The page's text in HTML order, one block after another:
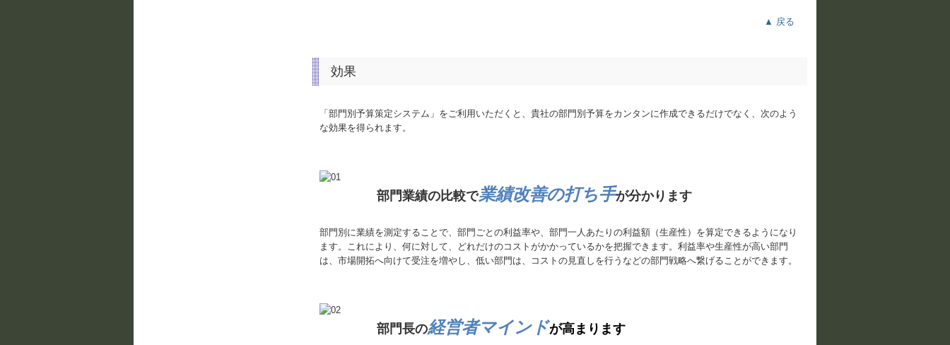
▲ 戻る
効果
「部門別予算策定システム」をご利用いただくと、貴社の部門別予算をカンタンに作成できるだけでなく、次のよう
な効果を得られます。
部門業績の比較で業績改善の打ち手が分かります
部門別に業績を測定することで、部門ごとの利益率や、部門一人あたりの利益額（生産性）を算定できるようになり
ます。これにより、何に対して、どれだけのコストがかかっているかを把握できます。利益率や生産性が高い部門
は、市場開拓へ向けて受注を増やし、低い部門は、コストの見直しを行うなどの部門戦略へ繋げることができます。
部門長の経営者マインドが高まります